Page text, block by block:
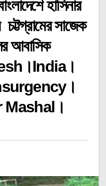
হাসিনার
সাজেক
আবাসিক
Mashal।